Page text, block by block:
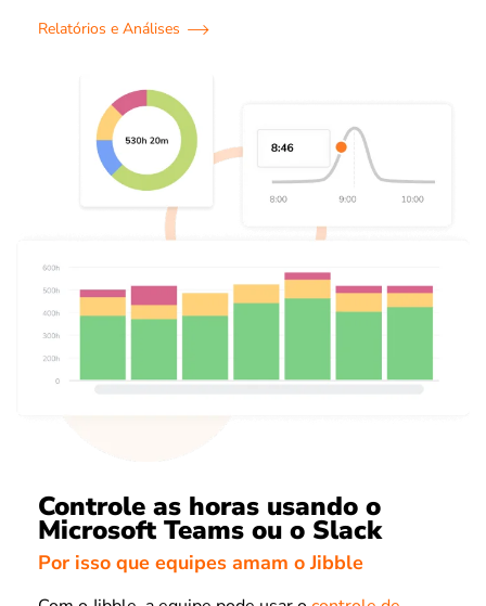
Relatórios e Análises
Controle as horas usando o
Microsoft Teams ou o Slack
Por isso que equipes amam o Jibble